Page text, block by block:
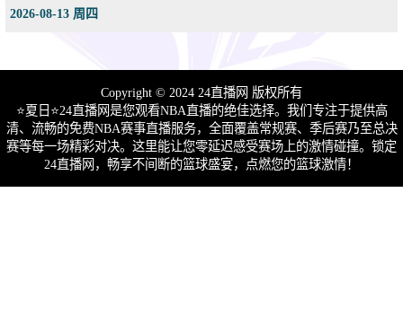
2026-08-13 周四
Copyright © 2024 24直播网 版权所有
⭐️夏日⭐24直播网是您观看NBA直播的绝佳选择。我们专注于提供高
清、流畅的免费NBA赛事直播服务，全面覆盖常规赛、季后赛乃至总决
赛等每一场精彩对决。这里能让您零延迟感受赛场上的激情碰撞。锁定
24直播网，畅享不间断的篮球盛宴，点燃您的篮球激情！